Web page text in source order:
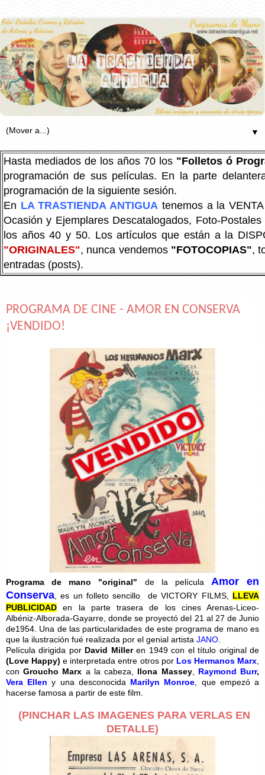
▼
Hasta mediados de los años 70 los "Folletos ó
programación de sus películas. En la parte
programación de la siguiente sesión.
En LA TRASTIENDA ANTIGUA tenemos a la
Ocasión y Ejemplares Descatalogados, Foto-
los años 40 y 50. Los artículos que están a la
"ORIGINALES", nunca vendemos "FOTOCOPIAS",
entradas (posts).
PROGRAMA DE CINE - AMOR EN CONSERVA
¡VENDIDO!
Programa de mano "original" de la película Amor en
Conserva , es un folleto sencillo de VICTORY FILMS, LLEVA
PUBLICIDAD en la parte trasera de los cines Arenas-Liceo-
Albéniz-Alborada-Gayarre, donde se proyectó del 21 al 27 de Junio
de1954. Una de las particularidades de este programa de mano es
que la ilustración fué realizada por el genial artista JANO
Película dirigida por David Milleren 1949 con el título original de
(Love Happy) e interpretada entre otros por Los Hermanos Marx
conGroucho Marx a la cabeza, Ilona Massey, Raymond Burr,
Vera Ellen y una desconocida Marilyn Monroe , que empezó a
hacerse famosa a partir de este film.
(PINCHAR LAS IMAGENES PARA VERLAS EN
DETALLE)